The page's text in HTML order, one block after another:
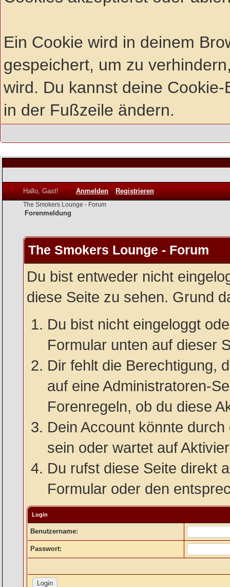
Ein Cookie wird in deinem
gespeichert, um zu
wird. Du kannst deine
in der Fußzeile ändern.
Hallo, Gast! Anmelden Registrieren
The Smokers Lounge - Forum
Forenmeldung
The Smokers Lounge - Forum
Du bist entweder nicht
diese Seite zu sehen. Grund
Du bist nicht eingeloggt
Formular unten auf dieser
Dir fehlt die Berechtigung,
auf eine Administratoren-
Forenregeln, ob du diese
Dein Account könnte
sein oder wartet auf
Du rufst diese Seite direkt
Formular oder den
Login
Benutzername:
Passwort: